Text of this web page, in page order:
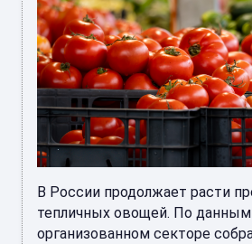
В России продолжает расти
тепличных овощей. По данным
организованном секторе